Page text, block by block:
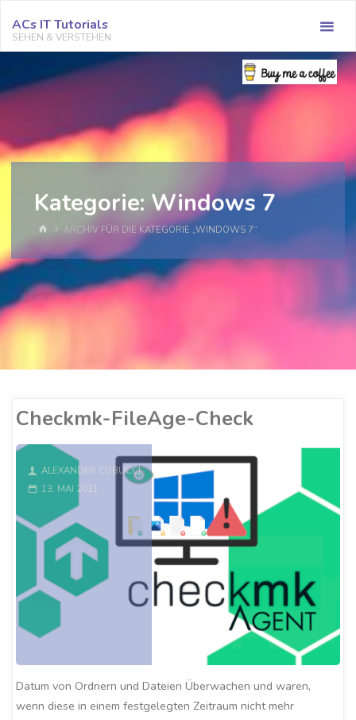
Inhalt
springen
ACs IT Tutorials
SEHEN & VERSTEHEN
Kategorie:Windows 7
START
ARCHIV FÜR DIE KATEGORIE „WINDOWS 7“
Checkmk-FileAge-Check
ALEXANDER COBUCCI
13. MAI 2021
Datum von Ordnern und Dateien Überwachen und waren,
wenn diese in einem festgelegten Zeitraum nicht mehr